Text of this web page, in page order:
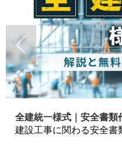
全建統一様式｜安全書